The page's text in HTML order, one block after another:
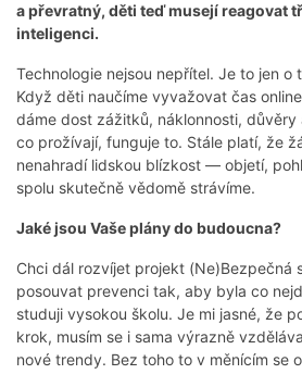
a převratný, děti teď musejí reagovat
inteligenci.
Technologie nejsou nepřítel. Je to jen o
Když děti naučíme vyvažovat čas
dáme dost zážitků, náklonnosti, důvěry
co prožívají, funguje to. Stále platí, že
nenahradí lidskou blízkost — objetí,
spolu skutečně vědomě strávíme.
Jaké jsou Vaše plány do budoucna?
Chci dál rozvíjet projekt (Ne)Bezpečná
posouvat prevenci tak, aby byla co
studuji vysokou školu. Je mi jasné, že
krok, musím se i sama výrazně
nové trendy. Bez toho to v měnícím se